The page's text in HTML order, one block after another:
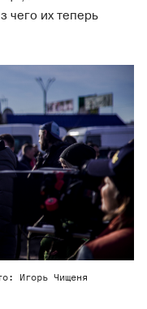
чего их теперь
Игорь Чищеня